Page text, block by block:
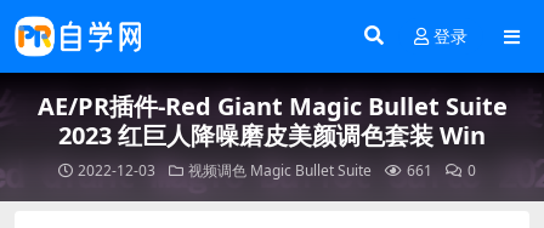
登录
AE/PR插件-Red Giant Magic Bullet Suite
2023 红巨人降噪磨皮美颜调色套装 Win
2022-12-03 视频调色 Magic Bullet Suite 661 0